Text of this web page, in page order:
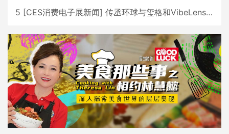
5 [CES消费电子展新闻] 传丞环球与玺格和VibeLens共同推出全新耳机